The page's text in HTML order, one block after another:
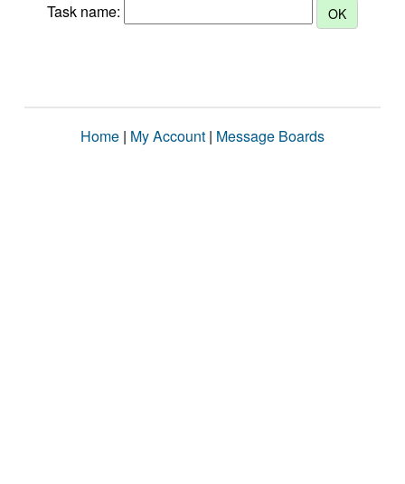
Task name:
Home | My Account | Message Boards